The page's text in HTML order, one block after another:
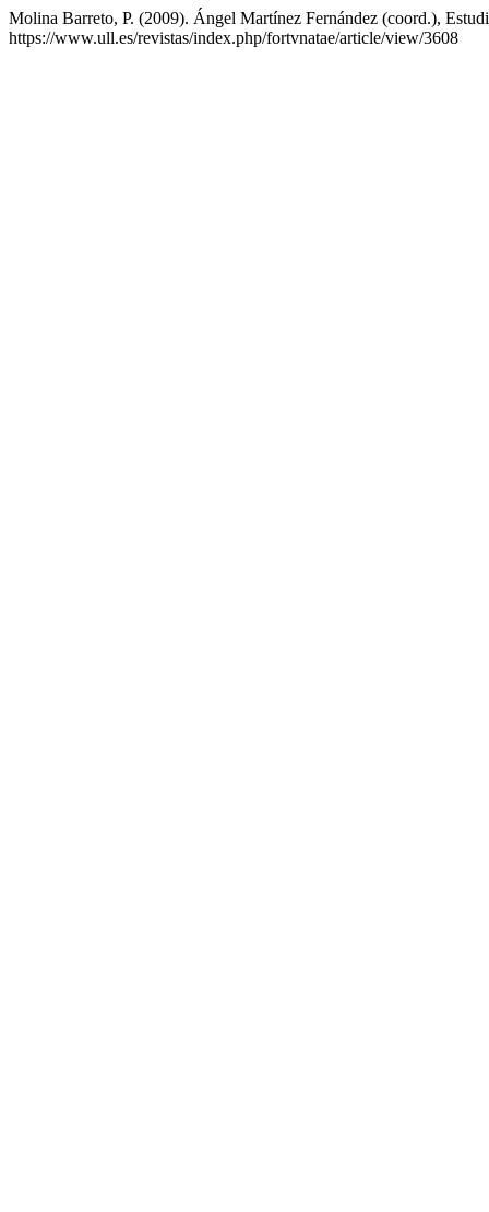
Molina Barreto, P. (2009). Ángel Martínez Fernández (coord.),
https://www.ull.es/revistas/index.php/fortvnatae/article/view/3608